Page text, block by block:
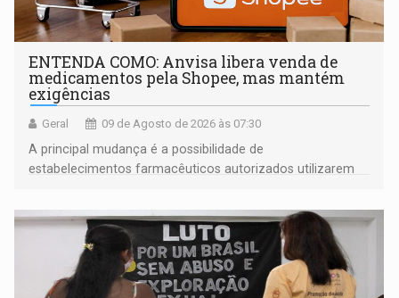
ENTENDA COMO: Anvisa libera venda de
medicamentos pela Shopee, mas mantém
exigências
Geral 09 de Agosto de 2026 às 07:30
A principal mudança é a possibilidade de
estabelecimentos farmacêuticos autorizados utilizarem